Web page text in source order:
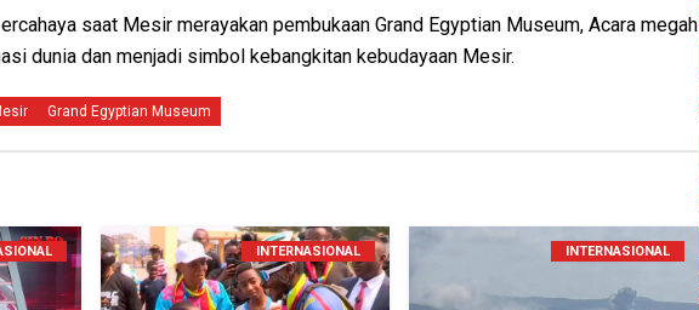
saat Mesir merayakan pembukaan Grand Egyptian Museum, Acara megah
dunia dan menjadi simbol kebangkitan kebudayaan Mesir.
Grand Egyptian Museum
INTERNASIONAL INTERNASIONAL